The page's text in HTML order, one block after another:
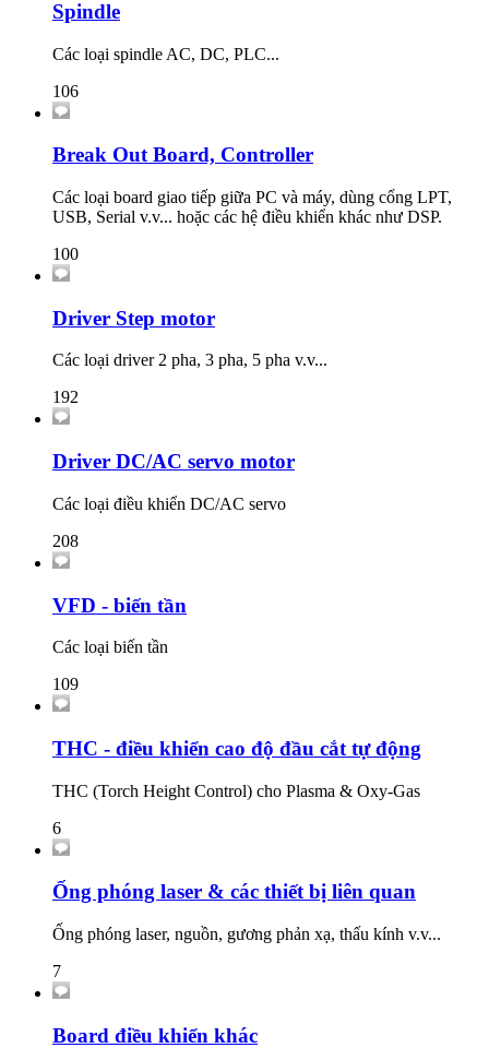
Spindle
Các loại spindle AC, DC, PLC...
106
Break Out Board, Controller
Các loại board giao tiếp giữa PC và máy, dùng cổng LPT,
USB, Serial v.v... hoặc các hệ điều khiển khác như DSP.
100
Driver Step motor
Các loại driver 2 pha, 3 pha, 5 pha v.v...
192
Driver DC/AC servo motor
Các loại điều khiển DC/AC servo
208
VFD - biến tần
Các loại biến tần
109
THC - điều khiển cao độ đầu cắt tự động
THC (Torch Height Control) cho Plasma & Oxy-Gas
6
Ống phóng laser & các thiết bị liên quan
Ống phóng laser, nguồn, gương phản xạ, thấu kính v.v...
7
Board điều khiển khác